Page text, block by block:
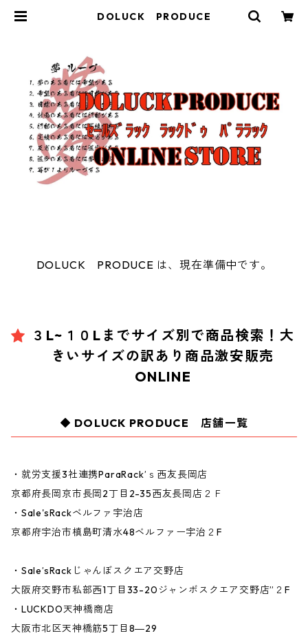
DOLUCK PRODUCE
DOLUCK PRODUCE は、現在準備中です。
３L~１０Lまでサイズ別で商品検索！大
きいサイズの訳あり商品激安販売
ONLINE
DOLUCK PRODUCE 店舗一覧
・就労支援3社連携ParaRack’ｓ西友長岡店
京都府長岡京市長岡2丁目2-35西友長岡店２Ｆ
・Sale'sRackベルファ宇治店
京都府宇治市槙島町清水48ベルファー宇治２F
・Sale’sRackじゃんぼスクエア交野店
大阪府交野市私部西1丁目33-20ジャンボスクエア交野店”２F
・LUCKDO天神橋商店
大阪市北区天神橋筋5丁目8―29